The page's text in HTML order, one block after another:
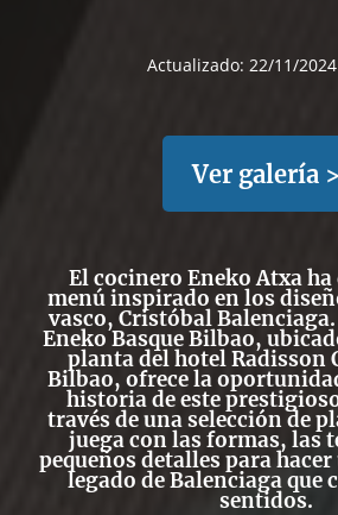
Actualizado: 22/11/
Ver galería >
El cocinero Eneko Atxaha
menú inspirado en los
vasco, Cristóbal
Eneko Basque Bilbao,
planta del hotel Radisson
Bilbao, ofrece la
historia de este
través de una selección de
juega con las formas, las
pequeños detalles para
legado de Balenciaga que
sentidos.